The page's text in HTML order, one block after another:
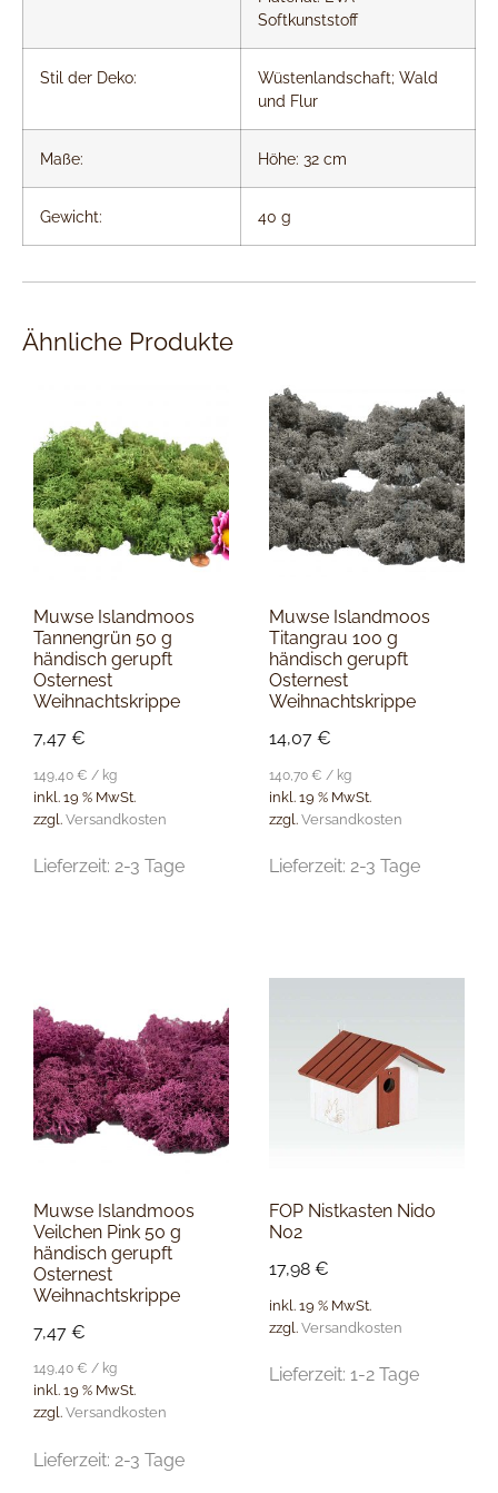
Softkunststoff
Stil der Deko:
Wüstenlandschaft; Wald
und Flur
Maße: Höhe: 32 cm
Gewicht: 40 g
Ähnliche Produkte
Muwse Islandmoos
Tannengrün 50 g
händisch gerupft
Osternest
Weihnachtskrippe
7,47 €
149,40 € / kg
inkl. 19 % MwSt.
zzgl. Versandkosten
Lieferzeit: 2-3 Tage
Muwse Islandmoos
Titangrau 100 g
händisch gerupft
Osternest
Weihnachtskrippe
14,07€
140,70€ / kg
inkl. 19 % MwSt.
zzgl.Versandkosten
Lieferzeit:2-3 Tage
Muwse Islandmoos
Veilchen Pink 50 g
händisch gerupft
Osternest
Weihnachtskrippe
7,47 €
149,40 € / kg
inkl. 19 % MwSt.
zzgl. Versandkosten
Lieferzeit: 2-3 Tage
FOP Nistkasten Nido
N02
17,98€
inkl. 19 % MwSt.
zzgl.Versandkosten
Lieferzeit:1-2 Tage